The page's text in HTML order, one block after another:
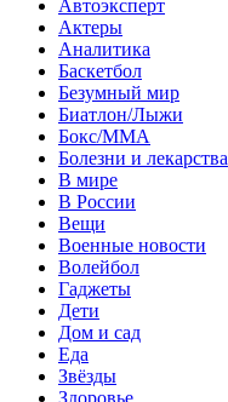
Автоэксперт
Актеры
Аналитика
Баскетбол
Безумный мир
Биатлон/Лыжи
Бокс/MMA
Болезни и лекарства
В мире
В России
Вещи
Военные новости
Волейбол
Гаджеты
Дети
Дом и сад
Еда
Звёзды
Здоровье